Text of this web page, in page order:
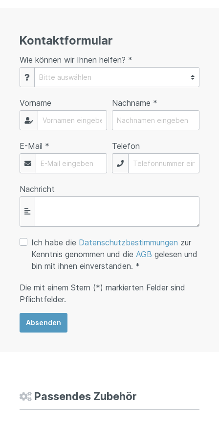
Kontaktformular
Wie können wir Ihnen helfen? *
Vorname Nachname *
E-Mail * Telefon
Nachricht
Ich habe die Datenschutzbestimmungen zur
Kenntnis genommen und die AGB gelesen und
bin mit ihnen einverstanden. *
Die mit einem Stern (*) markierten Felder sind
Pflichtfelder.
Absenden
Passendes Zubehör